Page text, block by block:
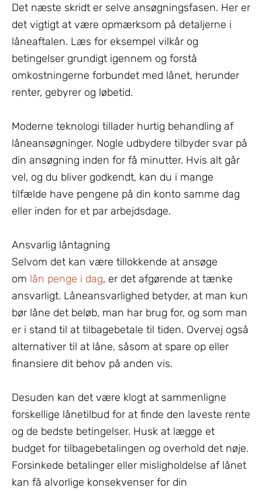
Det næste skridt er selve ansøgningsfasen. Her er
det vigtigt at være opmærksom på detaljerne i
låneaftalen. Læs for eksempel vilkår og
betingelser grundigt igennem og forstå
omkostningerne forbundet med lånet, herunder
renter, gebyrer og løbetid.
Moderne teknologi tillader hurtig behandling af
låneansøgninger. Nogle udbydere tilbyder svar på
din ansøgning inden for få minutter. Hvis alt går
vel, og du bliver godkendt, kan du i mange
tilfælde have pengene på din konto samme dag
eller inden for et par arbejdsdage.
Ansvarlig låntagning
Selvom det kan være tillokkende at ansøge
om lån penge i dag, er det afgørende at tænke
ansvarligt. Låneansvarlighed betyder, at man kun
bør låne det beløb, man har brug for, og som man
er i stand til at tilbagebetale til tiden. Overvej også
alternativer til at låne, såsom at spare op eller
finansiere dit behov på anden vis.
Desuden kan det være klogt at sammenligne
forskellige lånetilbud for at finde den laveste rente
og de bedste betingelser. Husk at lægge et
budget for tilbagebetalingen og overhold det nøje.
Forsinkede betalinger eller misligholdelse af lånet
kan få alvorlige konsekvenser for din